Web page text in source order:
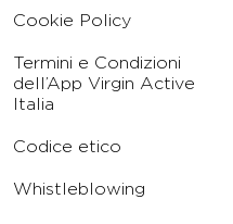
Cookie Policy
Termini e Condizioni
dell’App Virgin Active
Italia
Codice etico
Whistleblowing